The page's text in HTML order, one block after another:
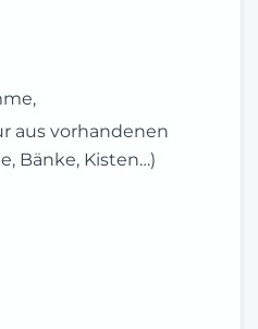
aus vorhandenen
Bänke, Kisten…)